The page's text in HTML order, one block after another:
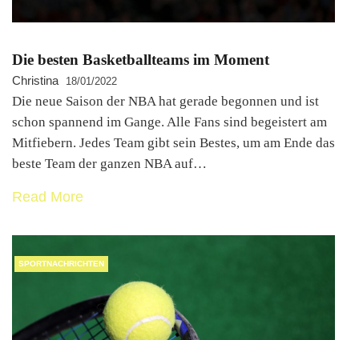
Die besten Basketballteams im Moment
Christina 18/01/2022
Die neue Saison der NBA hat gerade begonnen und ist
schon spannend im Gange. Alle Fans sind begeistert am
Mitfiebern. Jedes Team gibt sein Bestes, um am Ende das
beste Team der ganzen NBA auf…
Read More
SPORTNACHRICHTEN